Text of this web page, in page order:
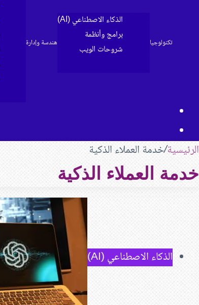
الرئيسية
تكنولوجيا
الذكاء الاصطناعي (AI)
برامج وأنظمة
شروحات الويب
هندسة وإدارة
عنالرئيسية/خدمة العملاء الذكية
خدمة العملاء الذكية
الذكاء الاصطناعي (AI)